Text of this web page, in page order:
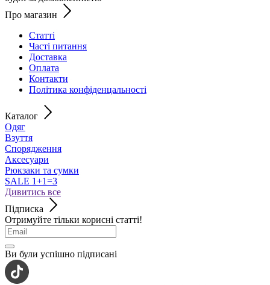
Про магазин
Статті
Часті питання
Доставка
Оплата
Контакти
Політика конфіденцальності
Каталог
Одяг
Взуття
Спорядження
Аксесуари
Рюкзаки та сумки
SALE 1+1=3
Дивитись все
Підписка
Отримуйте тільки корисні статті!
Ви були успішно підписані